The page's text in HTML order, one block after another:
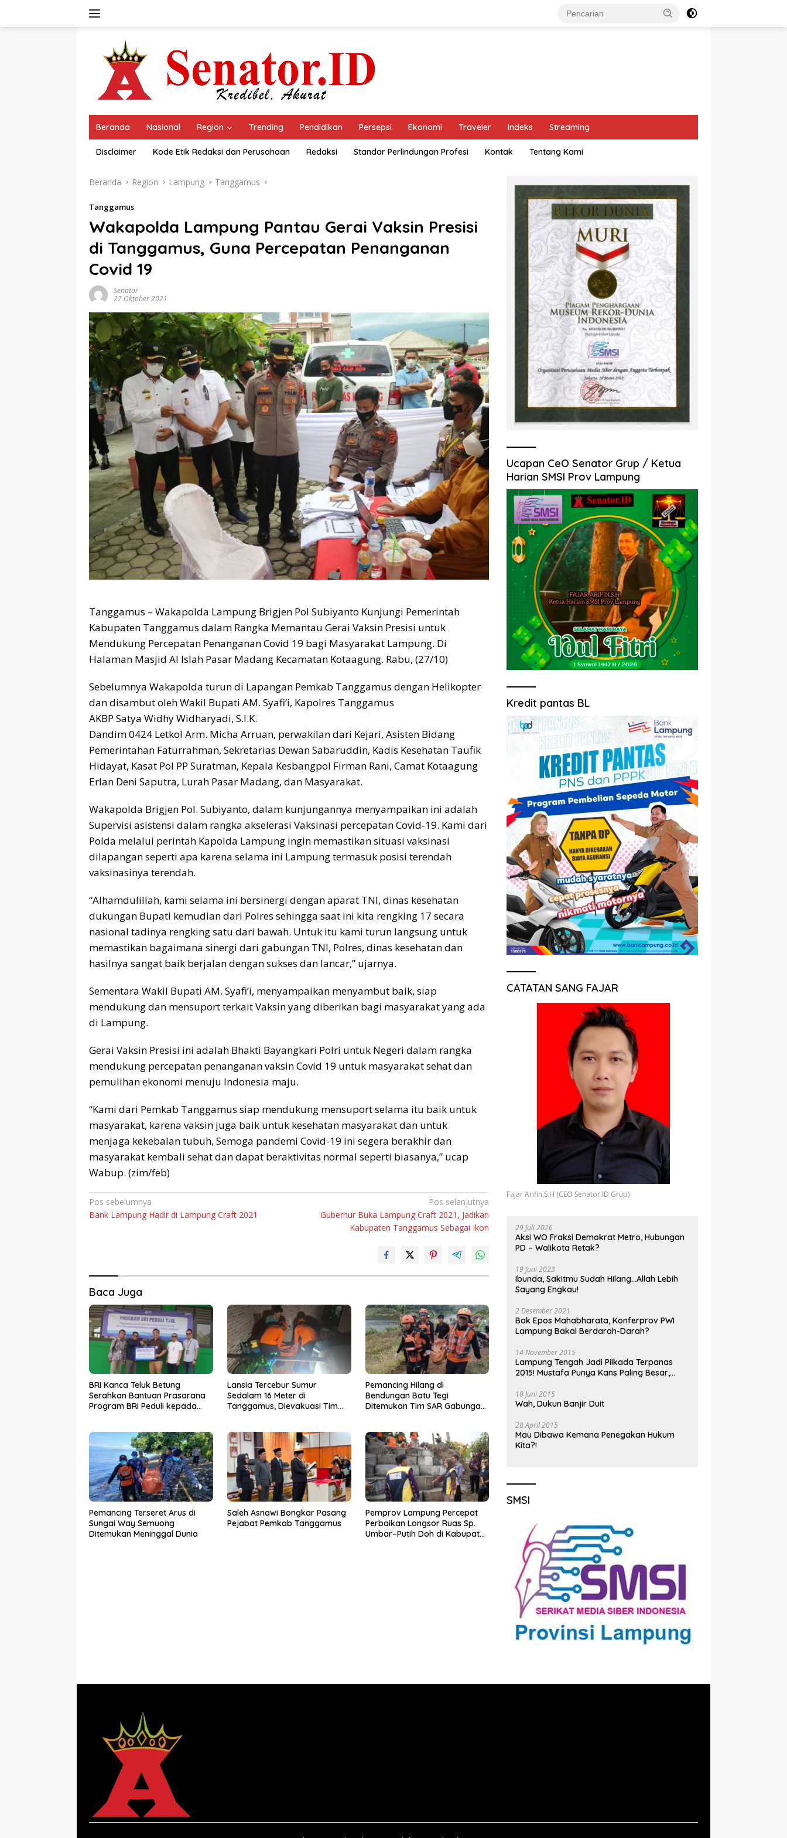
Beranda Nasional Region Trending Pendidikan Persepsi Ekonomi Traveler Indeks Streaming
Disclaimer Kode Etik Redaksi dan Perusahaan Redaksi Standar Perlindungan Profesi Kontak Tentang Kami
Beranda Region Lampung Tanggamus
Tanggamus
Wakapolda Lampung Pantau Gerai Vaksin Presisi
di Tanggamus, Guna Percepatan Penanganan
Covid 19
Senator
27 Oktober 2021
Tanggamus – Wakapolda Lampung Brigjen Pol Subiyanto Kunjungi Pemerintah
Kabupaten Tanggamus dalam Rangka Memantau Gerai Vaksin Presisi untuk
Mendukung Percepatan Penanganan Covid 19 bagi Masyarakat Lampung. Di
Halaman Masjid Al Islah Pasar Madang Kecamatan Kotaagung. Rabu, (27/10)
Sebelumnya Wakapolda turun di Lapangan Pemkab Tanggamus dengan Helikopter
dan disambut oleh Wakil Bupati AM. Syafi’i, Kapolres Tanggamus
AKBP Satya Widhy Widharyadi, S.I.K.
Dandim 0424 Letkol Arm. Micha Arruan, perwakilan dari Kejari, Asisten Bidang
Pemerintahan Faturrahman, Sekretarias Dewan Sabaruddin, Kadis Kesehatan Taufik
Hidayat, Kasat Pol PP Suratman, Kepala Kesbangpol Firman Rani, Camat Kotaagung
Erlan Deni Saputra, Lurah Pasar Madang, dan Masyarakat.
Wakapolda Brigjen Pol. Subiyanto, dalam kunjungannya menyampaikan ini adalah
Supervisi asistensi dalam rangka akselerasi Vaksinasi percepatan Covid-19. Kami dari
Polda melalui perintah Kapolda Lampung ingin memastikan situasi vaksinasi
dilapangan seperti apa karena selama ini Lampung termasuk posisi terendah
vaksinasinya terendah.
“Alhamdulillah, kami selama ini bersinergi dengan aparat TNI, dinas kesehatan
dukungan Bupati kemudian dari Polres sehingga saat ini kita rengking 17 secara
nasional tadinya rengking satu dari bawah. Untuk itu kami turun langsung untuk
memastikan bagaimana sinergi dari gabungan TNI, Polres, dinas kesehatan dan
hasilnya sangat baik berjalan dengan sukses dan lancar,” ujarnya.
Sementara Wakil Bupati AM. Syafi’i, menyampaikan menyambut baik, siap
mendukung dan mensuport terkait Vaksin yang diberikan bagi masyarakat yang ada
di Lampung.
Gerai Vaksin Presisi ini adalah Bhakti Bayangkari Polri untuk Negeri dalam rangka
mendukung percepatan penanganan vaksin Covid 19 untuk masyarakat sehat dan
pemulihan ekonomi menuju Indonesia maju.
“Kami dari Pemkab Tanggamus siap mendukung mensuport selama itu baik untuk
masyarakat, karena vaksin juga baik untuk kesehatan masyarakat dan untuk
menjaga kekebalan tubuh, Semoga pandemi Covid-19 ini segera berakhir dan
masyarakat kembali sehat dan dapat beraktivitas normal seperti biasanya,” ucap
Wabup. (zim/feb)
Navigasi
pos
Pos sebelumnya
Bank Lampung Hadir di Lampung Craft 2021
Pos selanjutnya
Gubernur Buka Lampung Craft 2021, Jadikan
Kabupaten Tanggamus Sebagai Ikon
Baca Juga
BRI Kanca Teluk Betung
Serahkan Bantuan Prasarana
Program BRI Peduli kepada
Lansia Tercebur Sumur
Sedalam 16 Meter di
Tanggamus, Dievakuasi Tim
Pemancing Hilang di
Bendungan Batu Tegi
Ditemukan Tim SAR Gabungan
Pemancing Terseret Arus di
Sungai Way Semuong
Ditemukan Meninggal Dunia
Saleh Asnawi Bongkar Pasang
Pejabat Pemkab Tanggamus
Pemprov Lampung Percepat
Perbaikan Longsor Ruas Sp.
Umbar–Putih Doh di Kabupaten
Ucapan CeO Senator Grup / Ketua
Harian SMSI Prov Lampung
Kredit pantas BL
CATATAN SANG FAJAR
Fajar Arifin,S.H (CEO Senator.ID Grup)
29 Juli 2026
Aksi WO Fraksi Demokrat Metro, Hubungan
PD – Walikota Retak?
19 Juni 2023
Ibunda, Sakitmu Sudah Hilang…Allah Lebih
Sayang Engkau!
2 Desember 2021
Bak Epos Mahabharata, Konferprov PWI
Lampung Bakal Berdarah-Darah?
14 November 2015
Lampung Tengah Jadi Pilkada Terpanas
2015! Mustafa Punya Kans Paling Besar,
10 Juni 2015
Wah, Dukun Banjir Duit
28 April 2015
Mau Dibawa Kemana Penegakan Hukum
Kita?!
SMSI